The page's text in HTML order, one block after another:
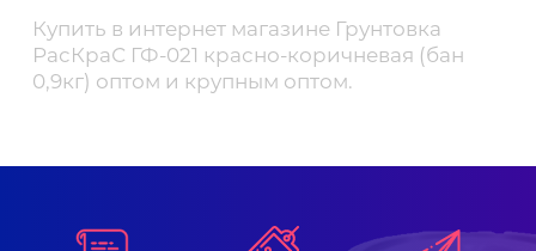
Купить в интернет магазине Грунтовка
РасКраС ГФ-021 красно-коричневая (бан
0,9кг) оптом и крупным оптом.